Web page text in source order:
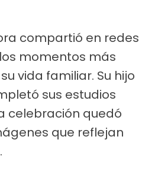
compartió en redes
momentos más
vida familiar. Su hijo
sus estudios
celebración quedó
que reflejan